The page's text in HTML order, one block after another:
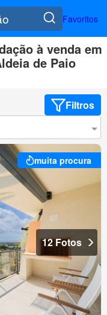
Favoritos
à venda em
de Paio
Filtros
muita procura
12 Fotos